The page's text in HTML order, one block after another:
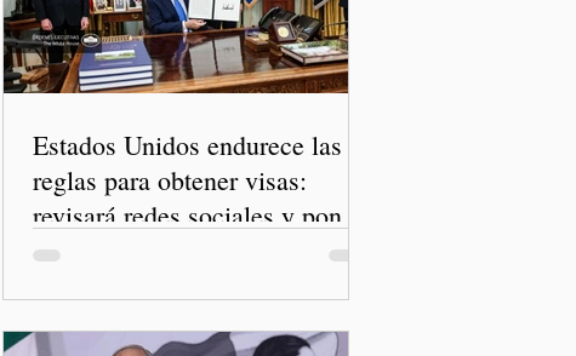
Estados Unidos endurece las
reglas para obtener visas:
revisará redes sociales y pone
freno al Turismo de Nacimiento